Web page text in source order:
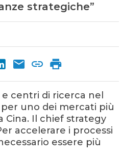
strategiche”
centri di ricerca nel
uno dei mercati più
Cina. Il chief strategy
accelerare i processi
essere più